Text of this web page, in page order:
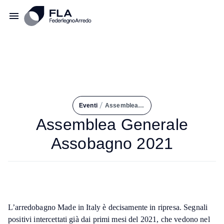
Eventi / Assemblea Generale Assobagno 2021
Assemblea Generale
Assobagno 2021
L’arredobagno Made in Italy è decisamente in ripresa. Segnali
positivi intercettati già dai primi mesi del 2021, che vedono nel